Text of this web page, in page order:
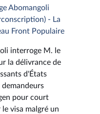
Abomangoli
- La
Front Populaire
interroge M. le
la délivrance de
d'États
pour court
visa malgré un